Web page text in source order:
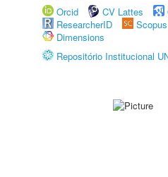
Orcid
CV Lattes
ResearcherID
Scopus
Dimensions
Repositório Institucional